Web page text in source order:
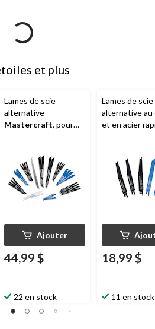
et plus
Lames de scie
alternative
Mastercraft, pour
Ajouter
44,99 $
22 en stock
Lames de scie
alternative au
et en acier
paq. 5
18,99 $
11 en stock